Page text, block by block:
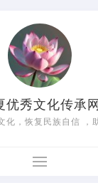
优秀文化传承网
化，恢复民族自信 ，